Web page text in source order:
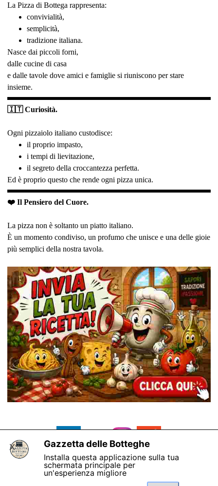
La Pizza di Bottega rappresenta:
convivialità,
semplicità,
tradizione italiana.
Nasce dai piccoli forni,
dalle cucine di casa
e dalle tavole dove amici e famiglie si riuniscono per stare
insieme.
🇮🇹 Curiosità.
Ogni pizzaiolo italiano custodisce:
il proprio impasto,
i tempi di lievitazione,
il segreto della croccantezza perfetta.
Ed è proprio questo che rende ogni pizza unica.
❤️ Il Pensiero del Cuore.
La pizza non è soltanto un piatto italiano.
È un momento condiviso, un profumo che unisce e una delle gioie
più semplici della nostra tavola.
Gazzetta delle Botteghe
Installa questa applicazione sulla tua
schermata principale per
un'esperienza migliore
X